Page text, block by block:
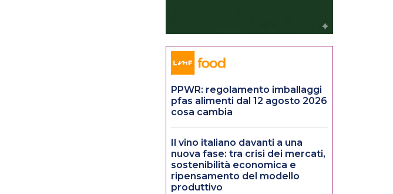
PPWR: regolamento imballaggi
pfas alimenti dal 12 agosto 2026
cosa cambia
Il vino italiano davanti a una
nuova fase: tra crisi dei mercati,
sostenibilità economica e
ripensamento del modello
produttivo